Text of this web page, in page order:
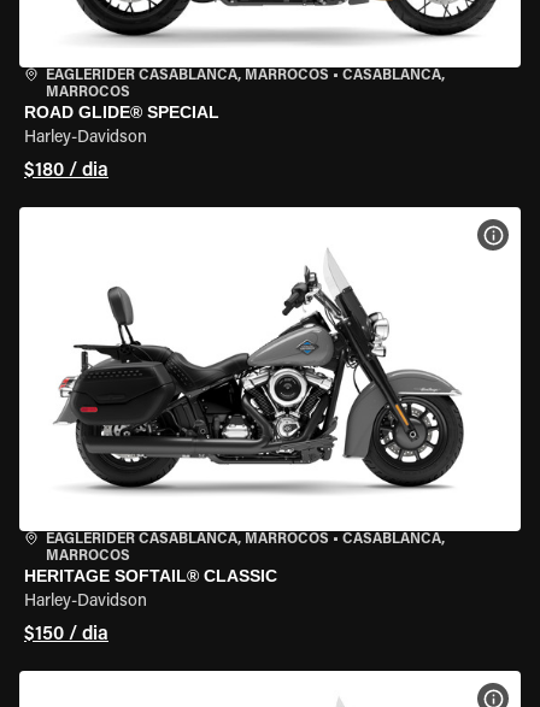
EAGLERIDER CASABLANCA, MARROCOS • CASABLANCA,
MARROCOS
ROAD GLIDE® SPECIAL
Harley-Davidson
$180 / dia
EAGLERIDER CASABLANCA, MARROCOS • CASABLANCA,
MARROCOS
HERITAGE SOFTAIL® CLASSIC
Harley-Davidson
$150 / dia
VER
VER